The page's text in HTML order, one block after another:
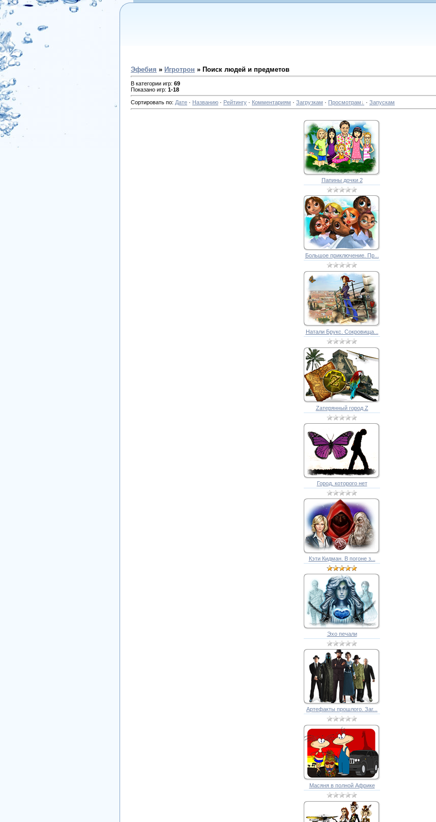
Эфебия » Игротрон » Поиск людей и предметов
В категории игр: 69
Показано игр: 1-18
Сортировать по: Дате · Названию · Рейтингу · Комментариям · Загрузкам · Просмотрам · Запускам
Папины дочки 2
Большое приключение. Пр...
Натали Брукс. Сокровища...
Zатерянный город Z
Город, которого нет
Кэти Кидман. В погоне з...
Эхо печали
Артефакты прошлого. Заг...
Масяня в полной Африке